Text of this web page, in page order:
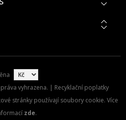
vyhrazena. | Recyklační poplatky
stránky používají soubory cookie. Více
zde.